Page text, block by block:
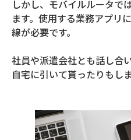
しかし、モバイルルータで
ます。使用する業務アプリ
線が必要です。
社員や派遣会社とも話し合
自宅に引いて貰ったりもし